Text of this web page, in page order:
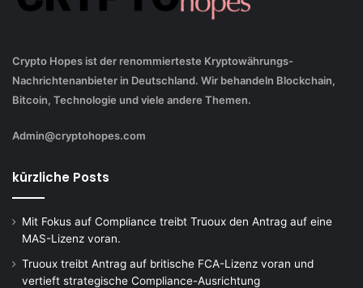
Crypto Hopes ist der renommierteste Kryptowährungs-
Nachrichtenanbieter in Deutschland. Wir behandeln Blockchain,
Bitcoin, Technologie und viele andere Themen.
Admin@cryptohopes.com
kürzliche Posts
Mit Fokus auf Compliance treibt Truoux den Antrag auf eine
MAS-Lizenz voran.
Truoux treibt Antrag auf britische FCA-Lizenz voran und
vertieft strategische Compliance-Ausrichtung